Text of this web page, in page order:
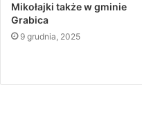
Mikołajki także w gminie
Grabica
9 grudnia, 2025